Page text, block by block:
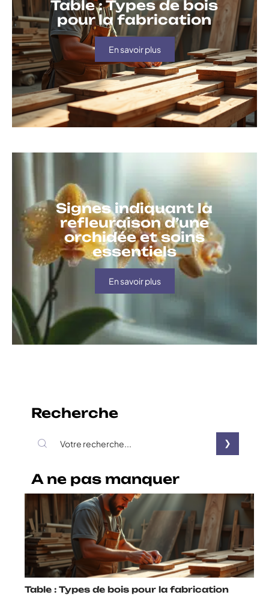
Table : Types de bois
pour la fabrication
En savoir plus
Signes indiquant la
refleuraison d’une
orchidée et soins
essentiels
En savoir plus
Recherche
A ne pas manquer
Table : Types de bois pour la fabrication